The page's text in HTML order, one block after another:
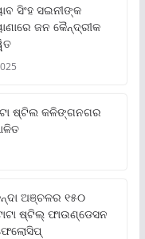
ସିଂହ ସଇନୀଙ୍କ
ଜନ କୈନ୍ଦ୍ରୀକ
ଷ୍ଟିଲ କଳିଙ୍ଗନଗର
ଅଞ୍ଚଳର ୧୫୦
ଷ୍ଟିଲ୍ ଫାଉଣ୍ଡେସନ